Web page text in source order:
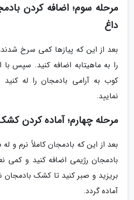
مرحله سوم؛ اضافه کردن
داغ
بعد از این که پیازها کمی سرخ
را به ماهیتابه اضافه کنید. سپس
کوب به آرامی بادمجان را له کنید
نمایید.
مرحله چهارم؛ آماده کردن
بعد از این که بادمجان کاملاً نرم
بادمجان رژیمی اضافه کنید و
بریزید و صبر کنید تا کشک بادمجان
آماده گردد.